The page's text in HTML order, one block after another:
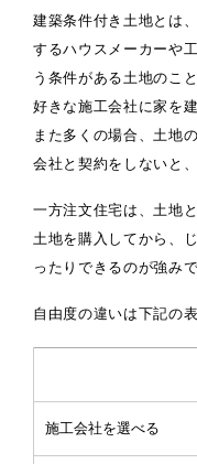
建築条件付き土地とは
するハウスメーカーや
う条件がある土地のこと
好きな施工会社に家を
また多くの場合、土地
会社と契約をしないと
一方注文住宅は、土地
土地を購入してから、
ったりできるのが強みで
自由度の違いは下記の
施工会社を選べる